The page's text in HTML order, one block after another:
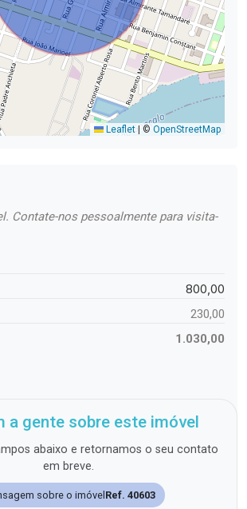
Leaflet |©OpenStreetMap
Contate-nos pessoalmente para visita-
800,00
230,00
1.030,00
a gente sobre este imóvel
abaixo e retornamos o seu contato
em breve.
sobre o imóvelRef. 40603